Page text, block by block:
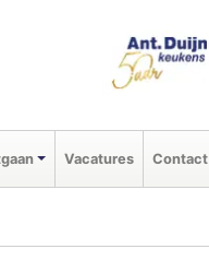
Vacatures Contact